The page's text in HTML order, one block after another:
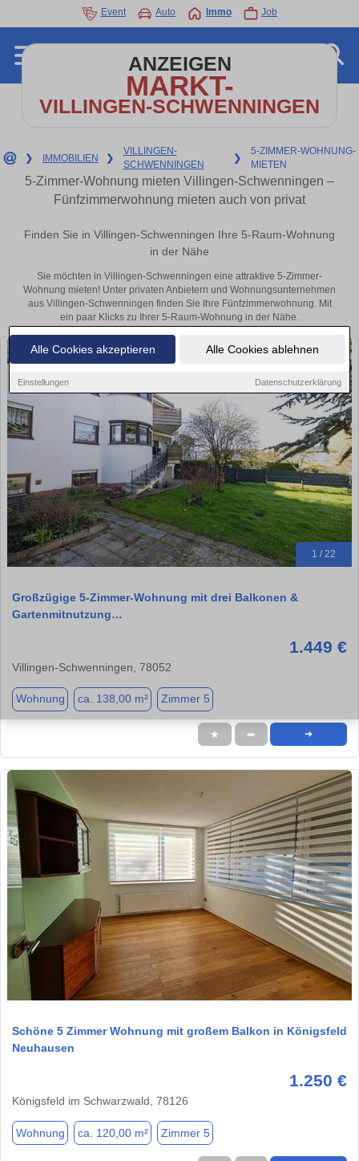
Alle Cookies akzeptieren Alle Cookies ablehnen
Einstellungen Datenschutzerklärung
Event Auto Immo Job
ANZEIGEN
MARKT-
VILLINGEN-SCHWENNINGEN
❯ IMMOBILIEN ❯
VILLINGEN-
SCHWENNINGEN
❯
5-ZIMMER-WOHNUNG-
MIETEN
5-Zimmer-Wohnung mieten Villingen-Schwenningen –
Fünfzimmerwohnung mieten auch von privat
Finden Sie in Villingen-Schwenningen Ihre 5-Raum-Wohnung
in der Nähe
Sie möchten in Villingen-Schwenningen eine attraktive 5-Zimmer-
Wohnung mieten! Unter privaten Anbietern und Wohnungsunternehmen
aus Villingen-Schwenningen finden Sie Ihre Fünfzimmerwohnung. Mit
ein paar Klicks zu Ihrer 5-Raum-Wohnung in der Nähe.
1 / 22
Großzügige 5-Zimmer-Wohnung mit drei Balkonen &
Gartenmitnutzung…
1.449 €
Villingen-Schwenningen, 78052
Wohnung ca. 138,00 m² Zimmer 5
★ ➦ ➜
1 / 12
Schöne 5 Zimmer Wohnung mit großem Balkon in Königsfeld
Neuhausen
1.250 €
Königsfeld im Schwarzwald, 78126
Wohnung ca. 120,00 m² Zimmer 5